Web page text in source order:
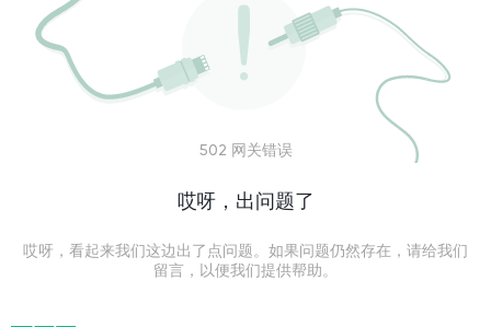
502 网关错误
哎呀，出问题了
哎呀，看起来我们这边出了点问题。如果问题仍然存在，请给我们
留言，以便我们提供帮助。